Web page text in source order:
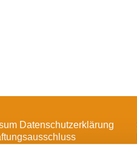
Datenschutzerklärung